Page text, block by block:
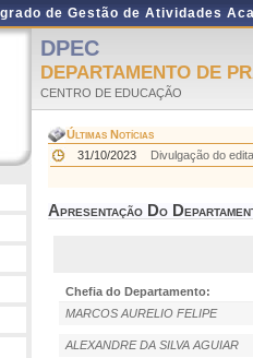
de Gestão de Atividades
DPEC
DEPARTAMENTO DE
CENTRO DE EDUCAÇÃO
Últimas Notícias
31/10/2023
Divulgação do
Apresentação Do
Chefia do Departamento:
MARCOS AURELIO FELIPE
ALEXANDRE DA SILVA AGUIAR